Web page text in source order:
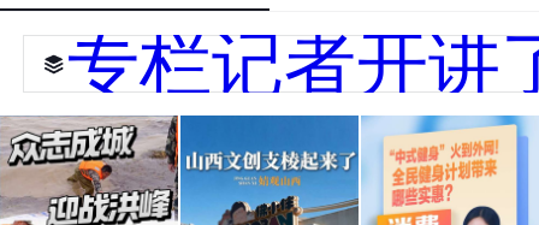
专栏记者开讲